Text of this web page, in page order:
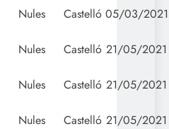
Nules Castelló 05/03/2021
Nules Castelló 21/05/2021
Nules Castelló 21/05/2021
Nules Castelló 21/05/2021